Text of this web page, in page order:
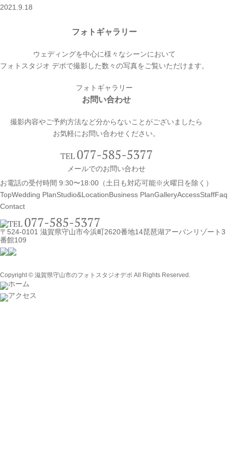
2021.9.18
フォトギャラリー
ウェディングを中心に様々なシーンにおいて
フォトスタジオ デポで撮影した数々の写真をご覧いただけます。
フォトギャラリー
お問い合わせ
撮影内容やご予約方法など分からないことがございましたら
お気軽にお問い合わせください。
メールでのお問い合わせ
お電話の受付時間 9:30〜18:00（土日も対応可能※火曜日を除く）
TopWedding PlanStudio&LocationBusiness PlanGalleryAccessStaffFaq
Contact
〒524-0101 滋賀県守山市今浜町2620番地14琵琶湖アーバンリゾート3
番館109
Copyright © 滋賀県守山市のフォトスタジオデポ All Rights Reserved.
ホーム
アクセス